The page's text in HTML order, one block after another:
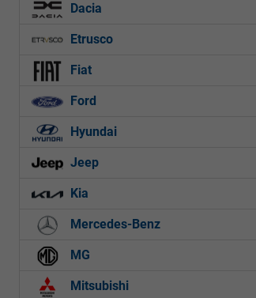
Dacia
Etrusco
Fiat
Ford
Hyundai
Jeep
Kia
Mercedes-Benz
MG
Mitsubishi